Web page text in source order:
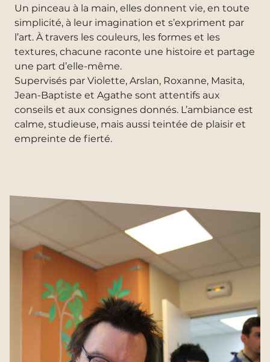
Un pinceau à la main, elles donnent vie, en toute
simplicité, à leur imagination et s’expriment par
l’art. À travers les couleurs, les formes et les
textures, chacune raconte une histoire et partage
une part d’elle-même.
Supervisés par Violette, Arslan, Roxanne, Masita,
Jean-Baptiste et Agathe sont attentifs aux
conseils et aux consignes donnés. L’ambiance est
calme, studieuse, mais aussi teintée de plaisir et
empreinte de fierté.